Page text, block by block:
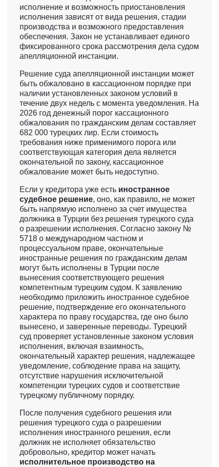
исполнение и возможность приостановления
исполнения зависят от вида решения, стадии
производства и возможного предоставления
обеспечения. Закон не устанавливает единого
фиксированного срока рассмотрения дела судом
апелляционной инстанции.
Решение суда апелляционной инстанции может
быть обжаловано в кассационном порядке при
наличии установленных законом условий в
течение двух недель с момента уведомления. На
2026 год денежный порог кассационного
обжалования по гражданским делам составляет
682 000 турецких лир. Если стоимость
требования ниже применимого порога или
соответствующая категория дела является
окончательной по закону, кассационное
обжалование может быть недоступно.
Если у кредитора уже есть иностранное
судебное решение, оно, как правило, не может
быть напрямую исполнено за счет имущества
должника в Турции без решения турецкого суда
о разрешении исполнения. Согласно закону №
5718 о международном частном и
процессуальном праве, окончательные
иностранные решения по гражданским делам
могут быть исполнены в Турции после
вынесения соответствующего решения
компетентным турецким судом. К заявлению
необходимо приложить иностранное судебное
решение, подтверждение его окончательного
характера по праву государства, где оно было
вынесено, и заверенные переводы. Турецкий
суд проверяет установленные законом условия
исполнения, включая взаимность,
окончательный характер решения, надлежащее
уведомление, соблюдение права на защиту,
отсутствие нарушения исключительной
компетенции турецких судов и соответствие
турецкому публичному порядку.
После получения судебного решения или
решения турецкого суда о разрешении
исполнения иностранного решения, если
должник не исполняет обязательство
добровольно, кредитор может начать
исполнительное производство на